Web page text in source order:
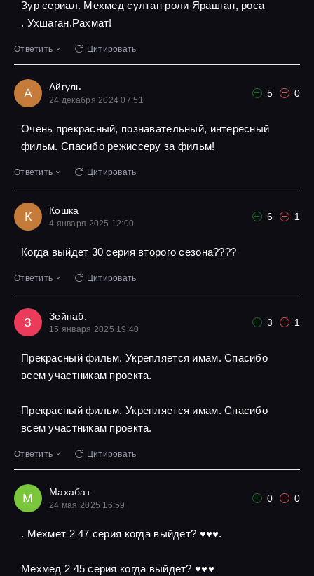
Зур сериал. Мехмед султан роли Ярашган, роса
. Ухшаган.Рахмат!
Ответить Цитировать
А Айгуль
24 декабря 2024 07:51
5 0
Очень прекрасный, познавательный, интересный
фильм. Спасибо режиссеру за фильм!
Ответить Цитировать
К Кошка
4 января 2025 12:00
6 1
Когда выйдет 30 серия второго сезона????
Ответить Цитировать
З Зейнаб.
15 января 2025 19:40
3 1
Прекрасный фильм. Укрепляется имам. Спасибо
всем участникам проекта.
Прекрасный фильм. Укрепляется имам. Спасибо
всем участникам проекта.
Ответить Цитировать
М Махабат
24 мая 2025 16:59
0 0
. Мехмет 2 47 серия когда выйдет? ♥️♥️♥️.
Мехмед 2 45 серия когда выйдет? ♥️♥️♥️